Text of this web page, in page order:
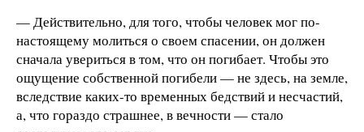
— Действительно, для того, чтобы человек мог по-
настоящему молиться о своем спасении, он должен
сначала увериться в том, что он погибает. Чтобы это
ощущение собственной погибели — не здесь, на земле,
вследствие каких-то временных бедствий и несчастий,
а, что гораздо страшнее, в вечности — стало